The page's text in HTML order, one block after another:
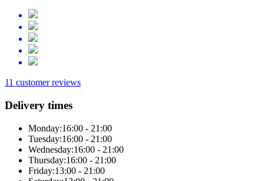
11 customer reviews
Delivery times
Monday:16:00 - 21:00
Tuesday:16:00 - 21:00
Wednesday:16:00 - 21:00
Thursday:16:00 - 21:00
Friday:13:00 - 21:00